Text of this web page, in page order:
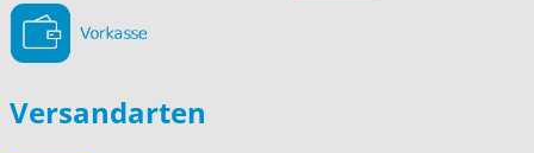
Versandarten